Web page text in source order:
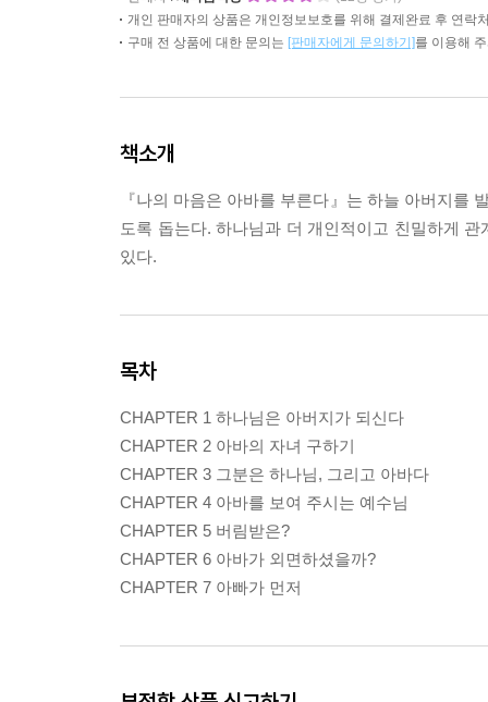
개인 판매자의 상품은 개인정보보호를 위해 결제완료 후 연락
구매 전 상품에 대한 문의는 [판매자에게 문의하기]를 이용해
책소개
『나의 마음은 아바를 부른다』는 하늘 아버지를
도록 돕는다. 하나님과 더 개인적이고 친밀하게
있다.
목차
CHAPTER 1 하나님은 아버지가 되신다
CHAPTER 2 아바의 자녀 구하기
CHAPTER 3 그분은 하나님, 그리고 아바다
CHAPTER 4 아바를 보여 주시는 예수님
CHAPTER 5 버림받은?
CHAPTER 6 아바가 외면하셨을까?
CHAPTER 7 아빠가 먼저